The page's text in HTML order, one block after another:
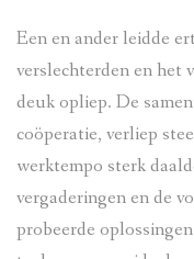
Een en ander leidde
verslechterden en het
deuk opliep. De
coöperatie, verliep
werktempo sterk
vergaderingen en de
probeerde